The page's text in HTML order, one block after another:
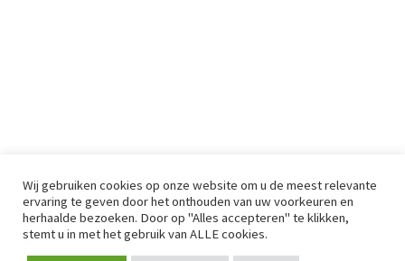
Wij gebruiken cookies op onze website om u de meest relevante
ervaring te geven door het onthouden van uw voorkeuren en
herhaalde bezoeken. Door op "Alles accepteren" te klikken,
stemt u in met het gebruik van ALLE cookies.